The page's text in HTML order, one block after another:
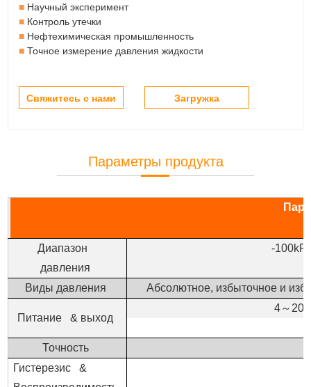
■ Научный эксперимент
■ Контроль утечки
■ Нефтехимическая промышленность
■ Точное измерение давления жидкости
Свяжитесь с нами Загружка
Параметры продукта
Диапазон
давления
-
Виды давления Абсолютное, избыточное и
Питание & выход
4～
Точность
Гистерезис &